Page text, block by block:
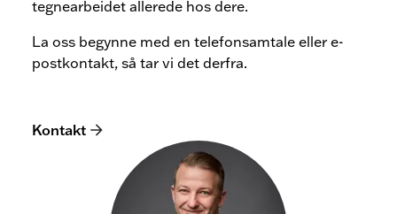
tegnearbeidet allerede hos dere.
La oss begynne med en telefonsamtale eller e-
postkontakt, så tar vi det derfra.
Kontakt